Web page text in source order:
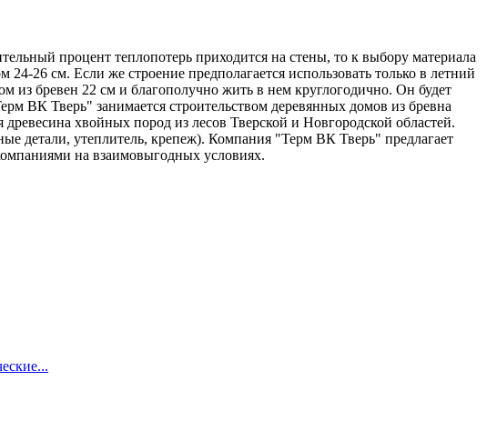
процент теплопотерь приходится на стены, то к выбору материала
26 см. Если же строение предполагается использовать только в летний
из бревен 22 см и благополучно жить в нем круглогодично. Он будет
ВК Тверь" занимается строительством деревянных домов из бревна
хвойных пород из лесов Тверской и Новгородской областей.
детали, утеплитель, крепеж). Компания "Терм ВК Тверь" предлагает
на взаимовыгодных условиях.